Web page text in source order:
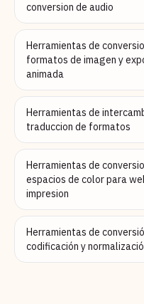
conversion de audio
Herramientas de
formatos de imagen y
animada
Herramientas de
traduccion de formatos
Herramientas de
espacios de color para
impresion
Herramientas de
codificación y